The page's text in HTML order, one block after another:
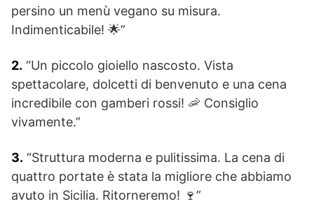
persino un menù vegano su misura.
Indimenticabile! 🌟”
2. “Un piccolo gioiello nascosto. Vista
spettacolare, dolcetti di benvenuto e una cena
incredibile con gamberi rossi! 🦐 Consiglio
vivamente.”
3. “Struttura moderna e pulitissima. La cena di
quattro portate è stata la migliore che abbiamo
avuto in Sicilia. Ritorneremo! 🍷”